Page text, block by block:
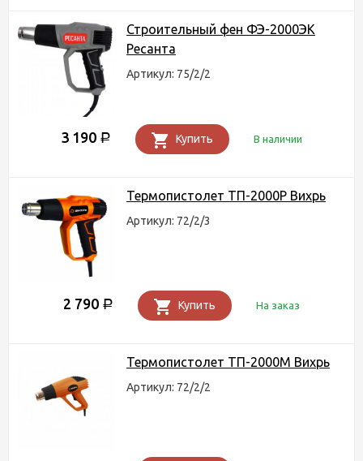
Строительный фен ФЭ-2000ЭК
Ресанта
Артикул: 75/2/2
3 190 Р Купить В наличии
Термопистолет ТП-2000Р Вихрь
Артикул: 72/2/3
2 790 Р Купить На заказ
Термопистолет ТП-2000М Вихрь
Артикул: 72/2/2